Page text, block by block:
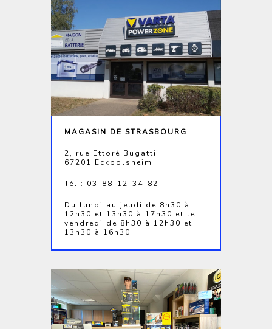
MAGASIN DE STRASBOURG
2, rue Ettoré Bugatti
67201 Eckbolsheim
Tél : 03-88-12-34-82
Du lundi au jeudi de 8h30 à
12h30 et 13h30 à 17h30 et le
vendredi de 8h30 à 12h30 et
13h30 à 16h30